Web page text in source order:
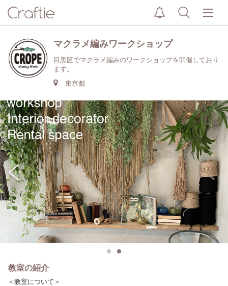
マクラメ編みワークショップ
目黒区でマクラメ編みのワークショップを開催しており
ます。
東京都
教室の紹介
＜教室について＞